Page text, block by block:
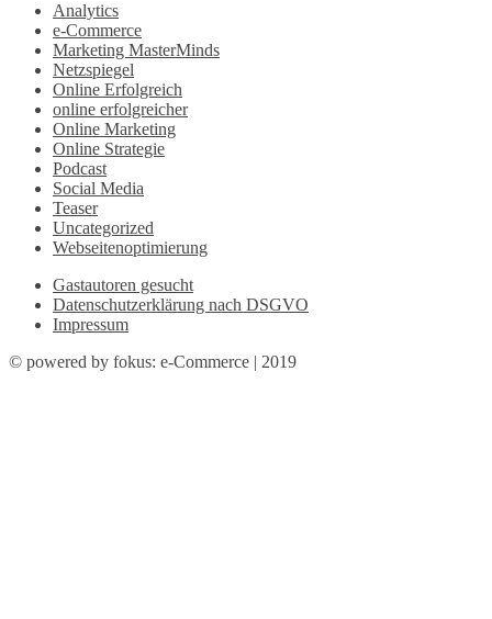
Analytics
e-Commerce
Marketing MasterMinds
Netzspiegel
Online Erfolgreich
online erfolgreicher
Online Marketing
Online Strategie
Podcast
Social Media
Teaser
Uncategorized
Webseitenoptimierung
Gastautoren gesucht
Datenschutzerklärung nach DSGVO
Impressum
© powered by fokus: e-Commerce | 2019